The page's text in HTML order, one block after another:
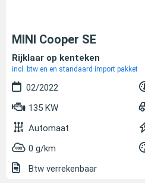
MINI Cooper SE
Rijklaar op kenteken
incl. btw en en standaard import pakket
02/2022
135 KW
Automaat
0 g/km
Btw verrekenbaar